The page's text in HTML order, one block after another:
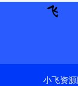
小飞资